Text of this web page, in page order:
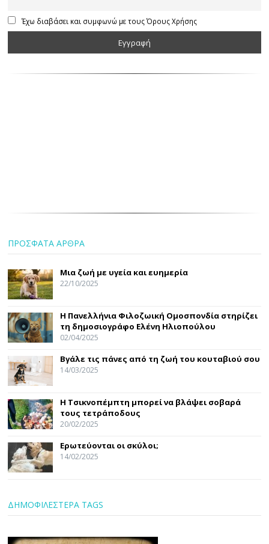
Έχω διαβάσει και συμφωνώ με τους Όρους Χρήσης
ΠΡΟΣΦΑΤΑ ΑΡΘΡΑ
Μια ζωή με υγεία και ευημερία
22/10/2025
Η Πανελλήνια Φιλοζωική Ομοσπονδία στηρίζει
τη δημοσιογράφο Ελένη Ηλιοπούλου
02/04/2025
Βγάλε τις πάνες από τη ζωή του κουταβιού σου
14/03/2025
Η Τσικνοπέμπτη μπορεί να βλάψει σοβαρά
τους τετράποδους
20/02/2025
Ερωτεύονται οι σκύλοι;
14/02/2025
ΔΗΜΟΦΙΛΕΣΤΕΡΑ TAGS